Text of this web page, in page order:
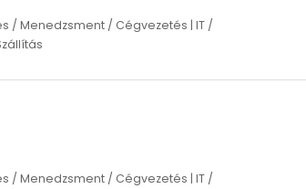
/ Menedzsment / Cégvezetés | IT /
/ Menedzsment / Cégvezetés | IT /